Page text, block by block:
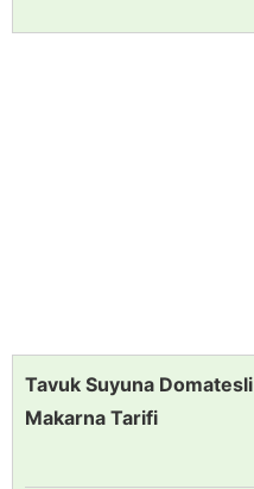
Tavuk Suyuna Domatesli
Makarna Tarifi